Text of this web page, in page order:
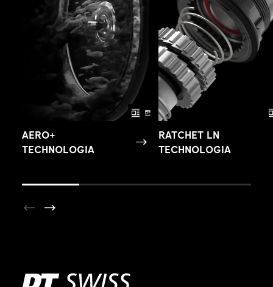
AERO+
TECHNOLOGIA
RATCHET LN
TECHNOLOGIA